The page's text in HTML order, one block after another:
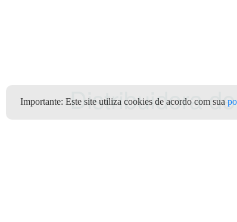
Distribuidora
Importante: Este site utiliza cookies de acordo com sua